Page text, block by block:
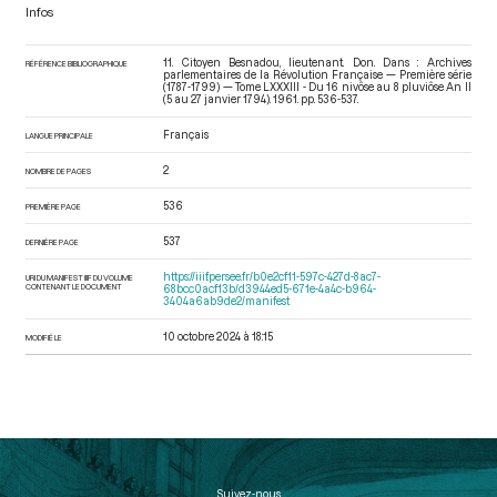
Infos
RÉFÉRENCE BIBLIOGRAPHIQUE
11. Citoyen Besnadou, lieutenant. Don. Dans : Archives
parlementaires de la Révolution Française — Première série
(1787-1799) — Tome LXXXIII - Du 16 nivôse au 8 pluviôse An II
(5 au 27 janvier 1794) . 1961. pp. 536-537.
LANGUE PRINCIPALE Français
NOMBRE DE PAGES 2
PREMIÈRE PAGE 536
DERNIÈRE PAGE 537
URI DU MANIFEST IIIF DU VOLUME
CONTENANT LE DOCUMENT
https://iiif.persee.fr/b0e2cf11-597c-427d-8ac7-
68bcc0acf13b/d3944ed5-671e-4a4c-b964-
3404a6ab9de2/manifest
MODIFIÉ LE 10 octobre 2024 à 18:15
Suivez-nous